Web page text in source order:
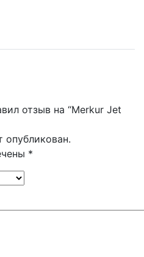
отзыв на “Merkur Jet
опубликован.
*